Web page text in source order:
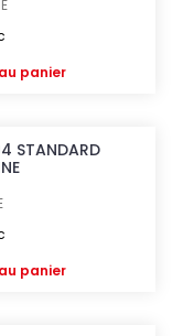
panier
STANDARD
panier